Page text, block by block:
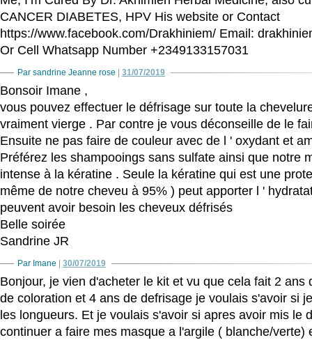
CANCER DIABETES, HPV His website or Contact
https://www.facebook.com/Drakhiniem/ Email:
Or Cell Whatsapp Number +2349133157031
Par sandrine Jeanne rose 31/07/2019
Bonsoir Imane ,
vous pouvez effectuer le défrisage sur toute la
vraiment vierge . Par contre je vous déconseille de le
Ensuite ne pas faire de couleur avec de l ' oxydant et
Préférez les shampooings sans sulfate ainsi que notre
intense à la kératine . Seule la kératine qui est une
même de notre cheveu à 95% ) peut apporter l '
peuvent avoir besoin les cheveux défrisés
Belle soirée
Sandrine JR
Par Imane 30/07/2019
Bonjour, je vien d'acheter le kit et vu que cela fait 2 ans
de coloration et 4 ans de defrisage je voulais s'avoir si
les longueurs. Et je voulais s'avoir si apres avoir mis le
continuer a faire mes masque a l'argile ( blanche/verte)